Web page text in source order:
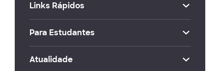
Links Rápidos
Para Estudantes
Atualidade